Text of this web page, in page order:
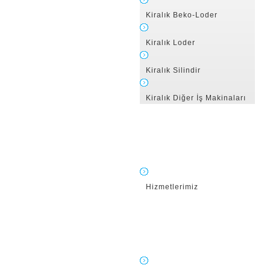
Kiralık Beko-Loder
Kiralık Loder
Kiralık Silindir
Kiralık Diğer İş Makinaları
Hizmetlerimiz